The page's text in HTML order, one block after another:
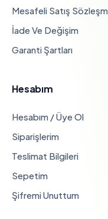
Mesafeli Satış
İade Ve Değişim
Garanti Şartları
Hesabım
Hesabım / Üye Ol
Siparişlerim
Teslimat Bilgileri
Sepetim
Şifremi Unuttum